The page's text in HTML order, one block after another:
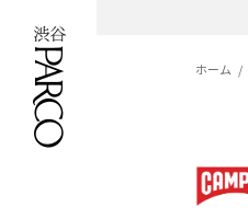
ホーム